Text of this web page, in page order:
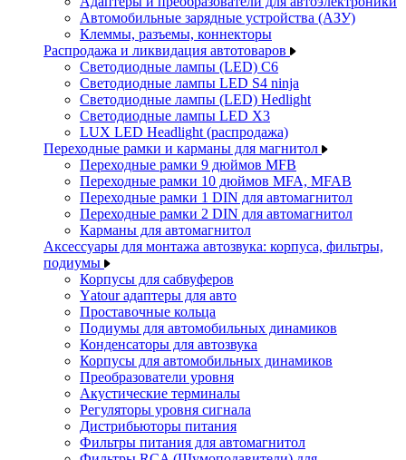
Автомобильные зарядные устройства (АЗУ)
Клеммы, разъемы, коннекторы
Распродажа и ликвидация автотоваров
Светодиодные лампы (LED) C6
Светодиодные лампы LED S4 ninja
Светодиодные лампы (LED) Hedlight
Светодиодные лампы LED X3
LUX LED Headlight (распродажа)
Переходные рамки и карманы для магнитол
Переходные рамки 9 дюймов MFB
Переходные рамки 10 дюймов MFA, MFAB
Переходные рамки 1 DIN для автомагнитол
Переходные рамки 2 DIN для автомагнитол
Карманы для автомагнитол
Аксессуары для монтажа автозвука: корпуса, фильтры,
подиумы
Корпусы для сабвуферов
Yаtour адаптеры для авто
Проставочные кольца
Подиумы для автомобильных динамиков
Конденсаторы для автозвука
Корпусы для автомобильных динамиков
Преобразователи уровня
Акустические терминалы
Регуляторы уровня сигнала
Дистрибьюторы питания
Фильтры питания для автомагнитол